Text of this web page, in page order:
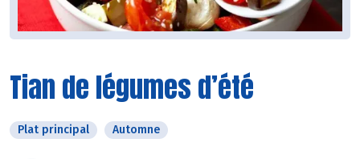
Tian de légumes d’été
Plat principal Automne